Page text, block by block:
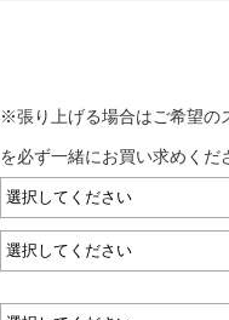
※張り上げる場合はご希望の
を必ず一緒にお買い求めくだ